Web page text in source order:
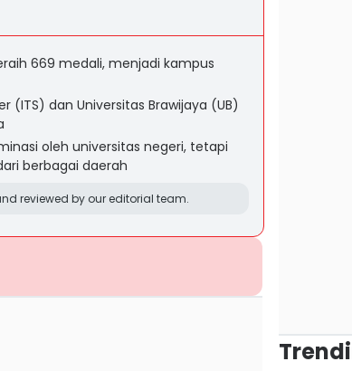
669 medali, menjadi kampus
(ITS) dan Universitas Brawijaya (UB)
oleh universitas negeri, tetapi
berbagai daerah
reviewed by our editorial team.